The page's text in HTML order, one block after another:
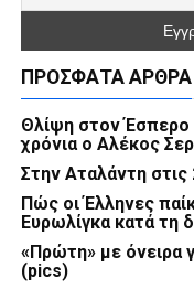
ΠΡΌΣΦΑΤΑ ΆΡΘΡΑ
Θλίψη στον Έσπερο
χρόνια ο Αλέκος
Στην Αταλάντη
Πώς οι Έλληνες
Ευρωλίγκα κατά τη
«Πρώτη» με όνειρα
(pics)